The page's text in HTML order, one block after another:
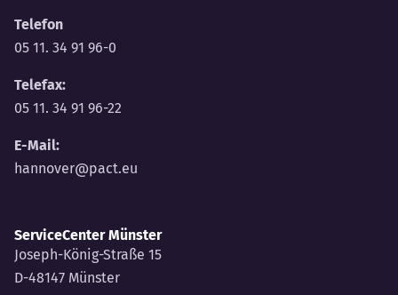
Telefon
05 11. 34 91 96-0
Telefax:
05 11. 34 91 96-22
E-Mail:
hannover@pact.eu
ServiceCenter Münster
Joseph-König-Straße 15
D-48147 Münster